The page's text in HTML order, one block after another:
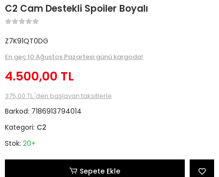
C2 Cam Destekli Spoiler Boyalı
Z7K91QT0DG
En geç 10 Ağustos Pazartesi günü kargoda!
4.500,00 TL
375,00 TL 'den başlayan taksitlerle
Barkod: 7186913794014
Kategori: C2
Stok: 20+
Sepete Ekle